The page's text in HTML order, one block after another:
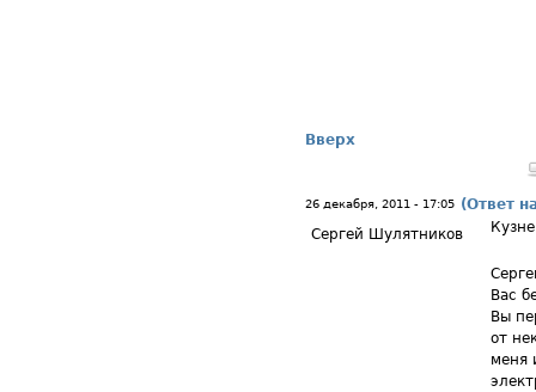
Вверх
26 декабря, 2011 - 17:05 (Ответ
Сергей Шулятников
Вас
Вы
от
меня